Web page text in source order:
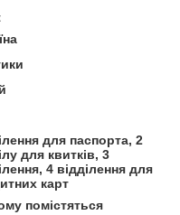
для паспорта, 2
для квитків, 3
4 відділення для
карт
помістяться